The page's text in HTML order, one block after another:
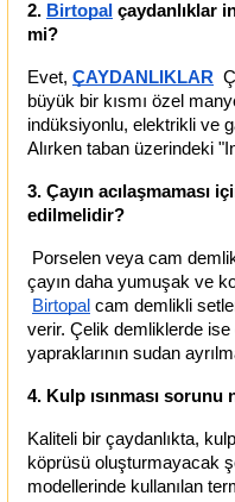
2. Birtopal çaydanlıklar
mi?
Evet, ÇAYDANLIKLAR
büyük bir kısmı özel
indüksiyonlu, elektrikli ve
Alırken taban üzerindeki
3. Çayın acılaşmaması
edilmelidir?
Porselen veya cam
çayın daha yumuşak ve
Birtopal cam demlikli
verir. Çelik demliklerde
yapraklarının sudan
4. Kulp ısınması sorunu
Kaliteli bir çaydanlıkta,
köprüsü oluşturmayacak
modellerinde kullanılan